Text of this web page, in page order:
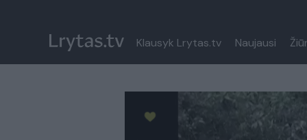
Klausyk Lrytas.tv Naujausi
Paremkite Ukrainą